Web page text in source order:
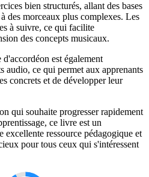
bien structurés, allant des bases
des morceaux plus complexes. Les
à suivre, ce qui facilite
des concepts musicaux.
est également
audio, ce qui permet aux apprenants
concrets et de développer leur
qui souhaite progresser rapidement
ce livre est un
ressource pédagogique et
pour tous ceux qui s'intéressent